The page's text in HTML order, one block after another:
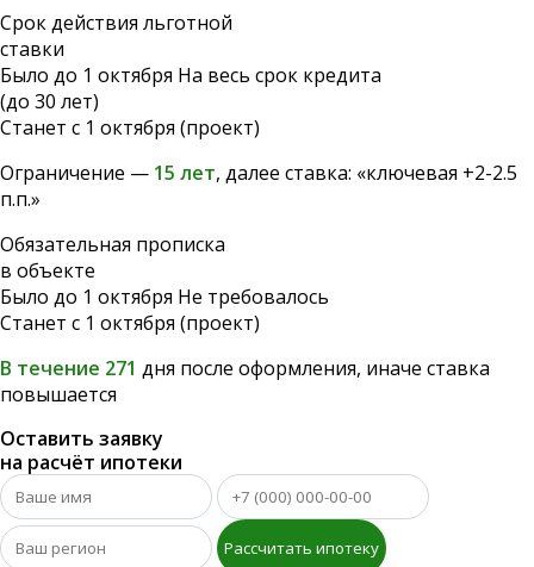
Срок действия льготной
ставки
Было до 1 октября На весь срок кредита
(до 30 лет)
Станет с 1 октября (проект)
Ограничение — 15 лет, далее ставка: «ключевая +2-2.5
п.п.»
Обязательная прописка
в объекте
Было до 1 октября Не требовалось
Станет с 1 октября (проект)
В течение 271 дня после оформления, иначе ставка
повышается
Оставить заявку
на расчёт ипотеки
Рассчитать ипотеку